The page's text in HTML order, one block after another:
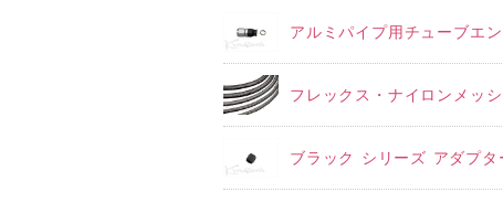
アルミパイプ用チューブエ
フレックス・ナイロンメッ
ブラック シリーズ アダプ